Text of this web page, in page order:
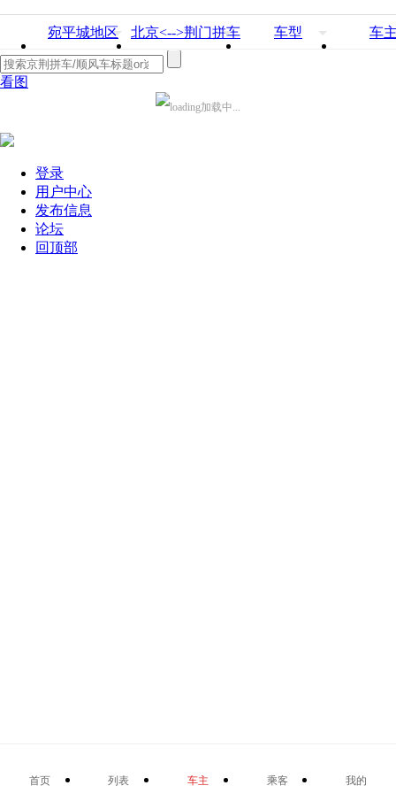
宛平城地区 北京<-->荆门拼车 车型 车
看图
加载中...
登录
用户中心
发布信息
论坛
回顶部
首页 列表 车主 乘客 我的